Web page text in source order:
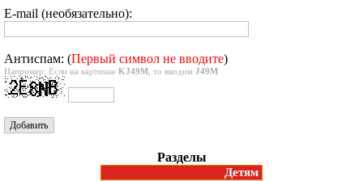
E-mail (необязательно):
Антиспам: (Первый символ не вводите)
Например: Если на картинке KJ49M , то вводим J49M
Разделы
Детям